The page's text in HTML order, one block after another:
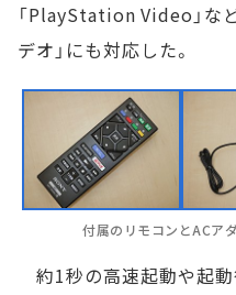
「PlayStation Video」な
デオ」にも対応した。
付属のリモコンとACア
約1秒の高速起動や起動